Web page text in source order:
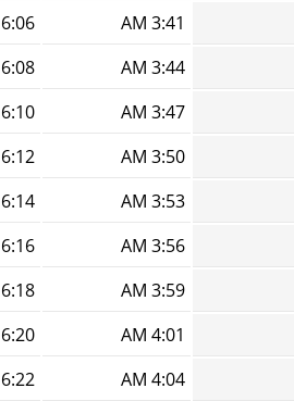
3:41 AM
6:06 AM
3:44 AM
6:08 AM
3:47 AM
6:10 AM
3:50 AM
6:12 AM
3:53 AM
6:14 AM
3:56 AM
6:16 AM
3:59 AM
6:18 AM
4:01 AM
6:20 AM
4:04 AM
6:22 AM